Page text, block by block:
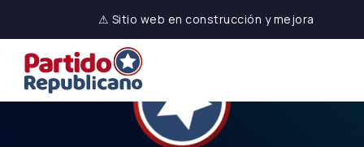
⚠ Sitio web en construcción y mejora